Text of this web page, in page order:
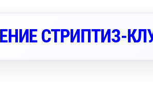
СТРИПТИЗ-